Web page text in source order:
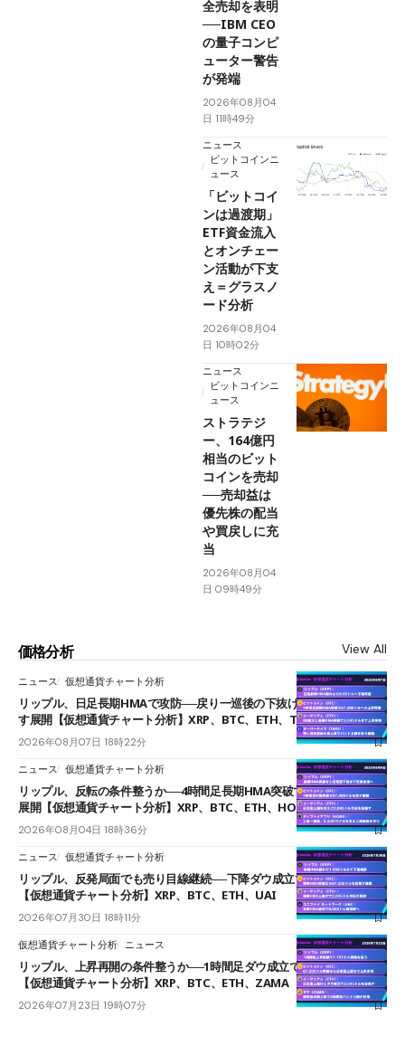
全売却を表明
──IBM CEO
の量子コンピ
ューター警告
が発端
2026年08月04
日 11時49分
ニュース
ビットコインニ
ュース
「ビットコイ
ンは過渡期」
ETF資金流入
とオンチェー
ン活動が下支
え＝グラスノ
ード分析
2026年08月04
日 10時02分
ニュース
ビットコインニ
ュース
ストラテジ
ー、164億円
相当のビット
コインを売却
──売却益は
優先株の配当
や買戻しに充
当
2026年08月04
日 09時49分
価格分析 View All
ニュース 仮想通貨チャート分析
リップル、日足長期HMAで攻防──戻り一巡後の下抜けで0.95ドルを試
す展開【仮想通貨チャート分析】XRP、BTC、ETH、TAKE
2026年08月07日 18時22分
ニュース 仮想通貨チャート分析
リップル、反転の条件整うか──4時間足長期HMA突破で雲下端を目指す
展開【仮想通貨チャート分析】XRP、BTC、ETH、HOME
2026年08月04日 18時36分
ニュース 仮想通貨チャート分析
リップル、反発局面でも売り目線継続──下降ダウ成立で下値追う展開
【仮想通貨チャート分析】XRP、BTC、ETH、UAI
2026年07月30日 18時11分
仮想通貨チャート分析 ニュース
リップル、上昇再開の条件整うか──1時間足ダウ成立で1.185ドルを狙う
【仮想通貨チャート分析】XRP、BTC、ETH、ZAMA
2026年07月23日 19時07分